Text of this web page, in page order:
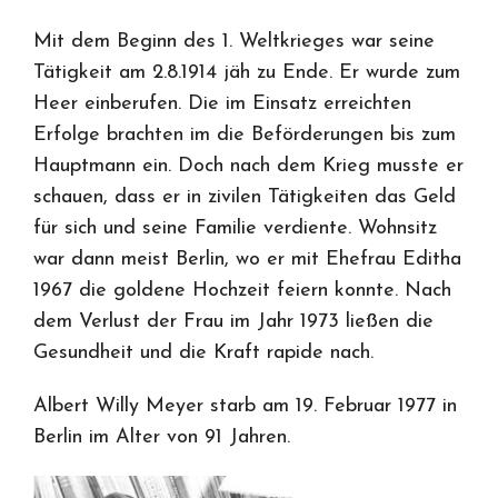
Mit dem Beginn des 1. Weltkrieges war seine
Tätigkeit am 2.8.1914 jäh zu Ende. Er wurde zum
Heer einberufen. Die im Einsatz erreichten
Erfolge brachten im die Beförderungen bis zum
Hauptmann ein. Doch nach dem Krieg musste er
schauen, dass er in zivilen Tätigkeiten das Geld
für sich und seine Familie verdiente. Wohnsitz
war dann meist Berlin, wo er mit Ehefrau Editha
1967 die goldene Hochzeit feiern konnte. Nach
dem Verlust der Frau im Jahr 1973 ließen die
Gesundheit und die Kraft rapide nach.
Albert Willy Meyer starb am 19. Februar 1977 in
Berlin im Alter von 91 Jahren.